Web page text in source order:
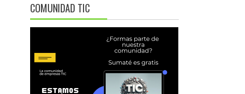
COMUNIDAD TIC